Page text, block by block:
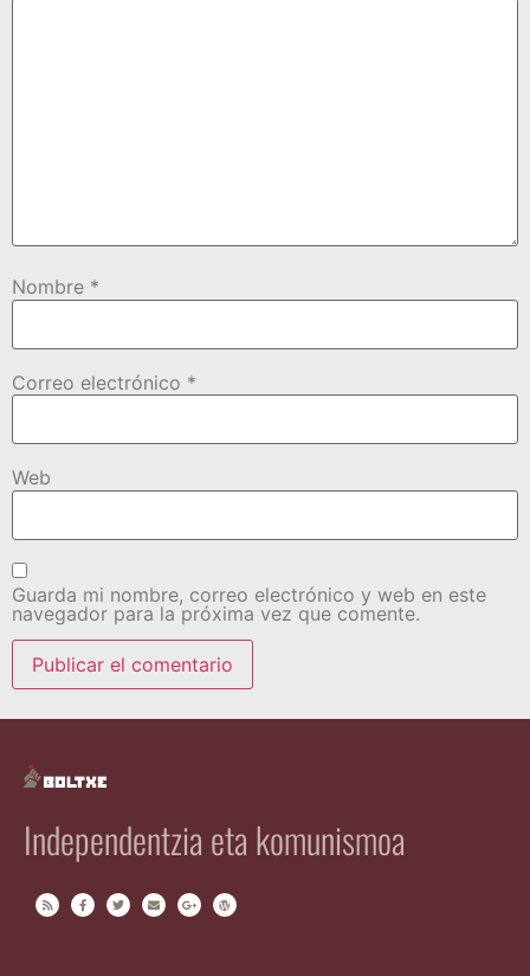
Nombre *
Correo electrónico *
Web
Guarda mi nombre, correo electrónico y web en este
navegador para la próxima vez que comente.
Independentzia eta komunismoa